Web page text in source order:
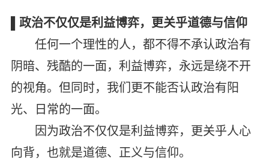
▌政治不仅仅是利益博弈，更关乎道德与信仰
任何一个理性的人，都不得不承认政治有
阴暗、残酷的一面，利益博弈，永远是绕不开
的视角。但同时，我们更不能否认政治有阳
光、日常的一面。
因为政治不仅仅是利益博弈，更关乎人心
向背，也就是道德、正义与信仰。